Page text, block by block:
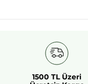
1500 TL Üzeri